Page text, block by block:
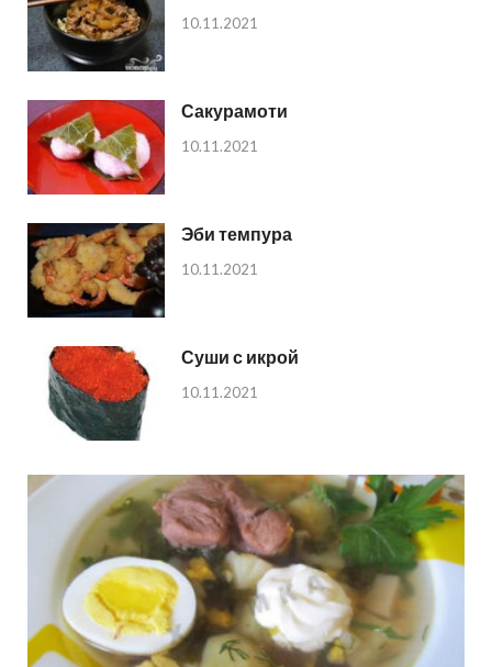
10.11.2021
Сакурамоти
10.11.2021
Эби темпура
10.11.2021
Суши с икрой
10.11.2021